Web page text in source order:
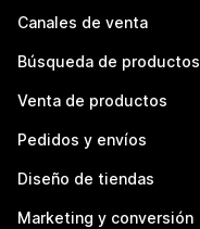
Canales de venta
Búsqueda de productos
Venta de productos
Pedidos y envíos
Diseño de tiendas
Marketing y conversión